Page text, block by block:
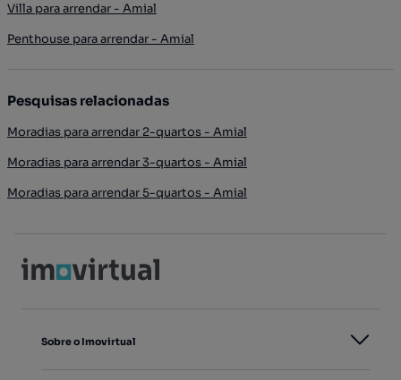
Villa para arrendar - Amial
Penthouse para arrendar - Amial
Pesquisas relacionadas
Moradias para arrendar 2-quartos - Amial
Moradias para arrendar 3-quartos - Amial
Moradias para arrendar 5-quartos - Amial
Sobre o Imovirtual